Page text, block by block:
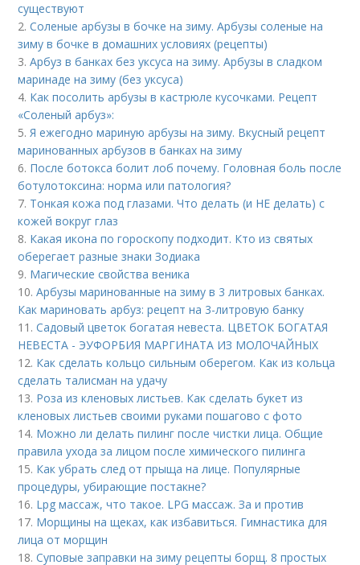
существуют
2.Соленые арбузы в бочке на зиму. Арбузы соленые на
зиму в бочке в домашних условиях (рецепты)
3.Арбуз в банках без уксуса на зиму. Арбузы в сладком
маринаде на зиму (без уксуса)
4. Как посолить арбузы в кастрюле кусочками. Рецепт
«Соленый арбуз»:
5.Я ежегодно мариную арбузы на зиму. Вкусный рецепт
маринованных арбузов в банках на зиму
6. После ботокса болит лоб почему. Головная боль после
ботулотоксина: норма или патология?
7. Тонкая кожа под глазами. Что делать (и НЕ делать) с
кожей вокруг глаз
8. Какая икона по гороскопу подходит. Кто из святых
оберегает разные знаки Зодиака
9. Магические свойства веника
10.Арбузы маринованные на зиму в 3 литровых банках.
Как мариновать арбуз: рецепт на 3-литровую банку
11.Садовый цветок богатая невеста. ЦВЕТОК БОГАТАЯ
НЕВЕСТА - ЭУФОРБИЯ МАРГИНАТА ИЗ МОЛОЧАЙНЫХ
12. Как сделать кольцо сильным оберегом. Как из кольца
сделать талисман на удачу
13. Роза из кленовых листьев. Как сделать букет из
кленовых листьев своими руками пошагово с фото
14. Можно ли делать пилинг после чистки лица. Общие
правила ухода за лицом после химического пилинга
15. Как убрать след от прыща на лице. Популярные
процедуры, убирающие постакне?
16. Lpg массаж, что такое. LPG массаж. За и против
17. Морщины на щеках, как избавиться. Гимнастика для
лица от морщин
18.Суповые заправки на зиму рецепты борщ. 8 простых